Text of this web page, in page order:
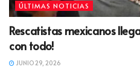
ÚLTIMAS NOTICIAS
Rescatistas mexicanos
con todo!
JUNIO 29, 2026